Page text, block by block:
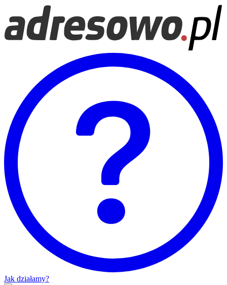
Jak działamy?